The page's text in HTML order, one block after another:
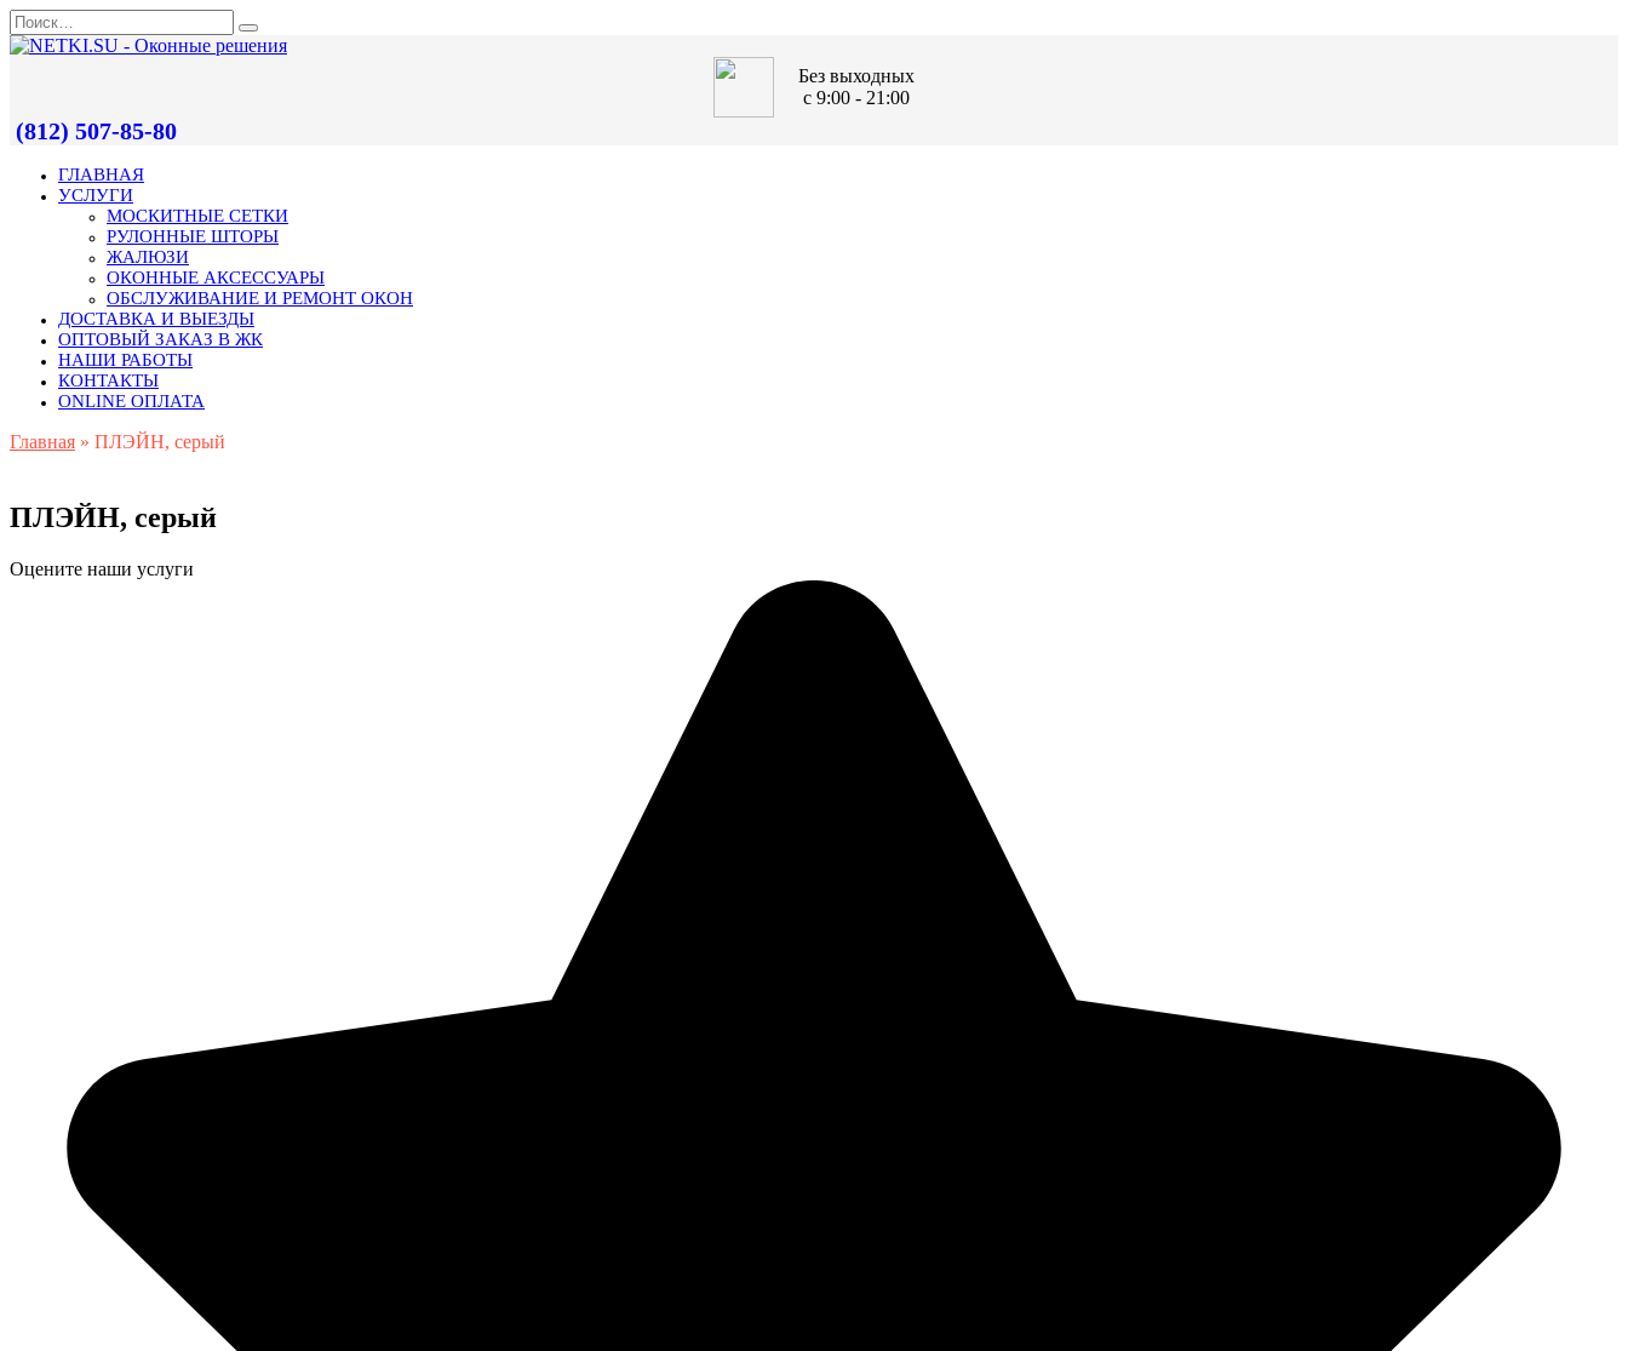
Без выходных
с 9:00 - 21:00
(812) 507-85-80
ГЛАВНАЯ
УСЛУГИ
МОСКИТНЫЕ СЕТКИ
РУЛОННЫЕ ШТОРЫ
ЖАЛЮЗИ
ОКОННЫЕ АКСЕССУАРЫ
ОБСЛУЖИВАНИЕ И РЕМОНТ ОКОН
ДОСТАВКА И ВЫЕЗДЫ
ОПТОВЫЙ ЗАКАЗ В ЖК
НАШИ РАБОТЫ
КОНТАКТЫ
ONLINE ОПЛАТА
Главная » ПЛЭЙН, серый
ПЛЭЙН, серый
Оцените наши услуги